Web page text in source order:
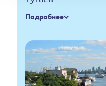
Подробнее